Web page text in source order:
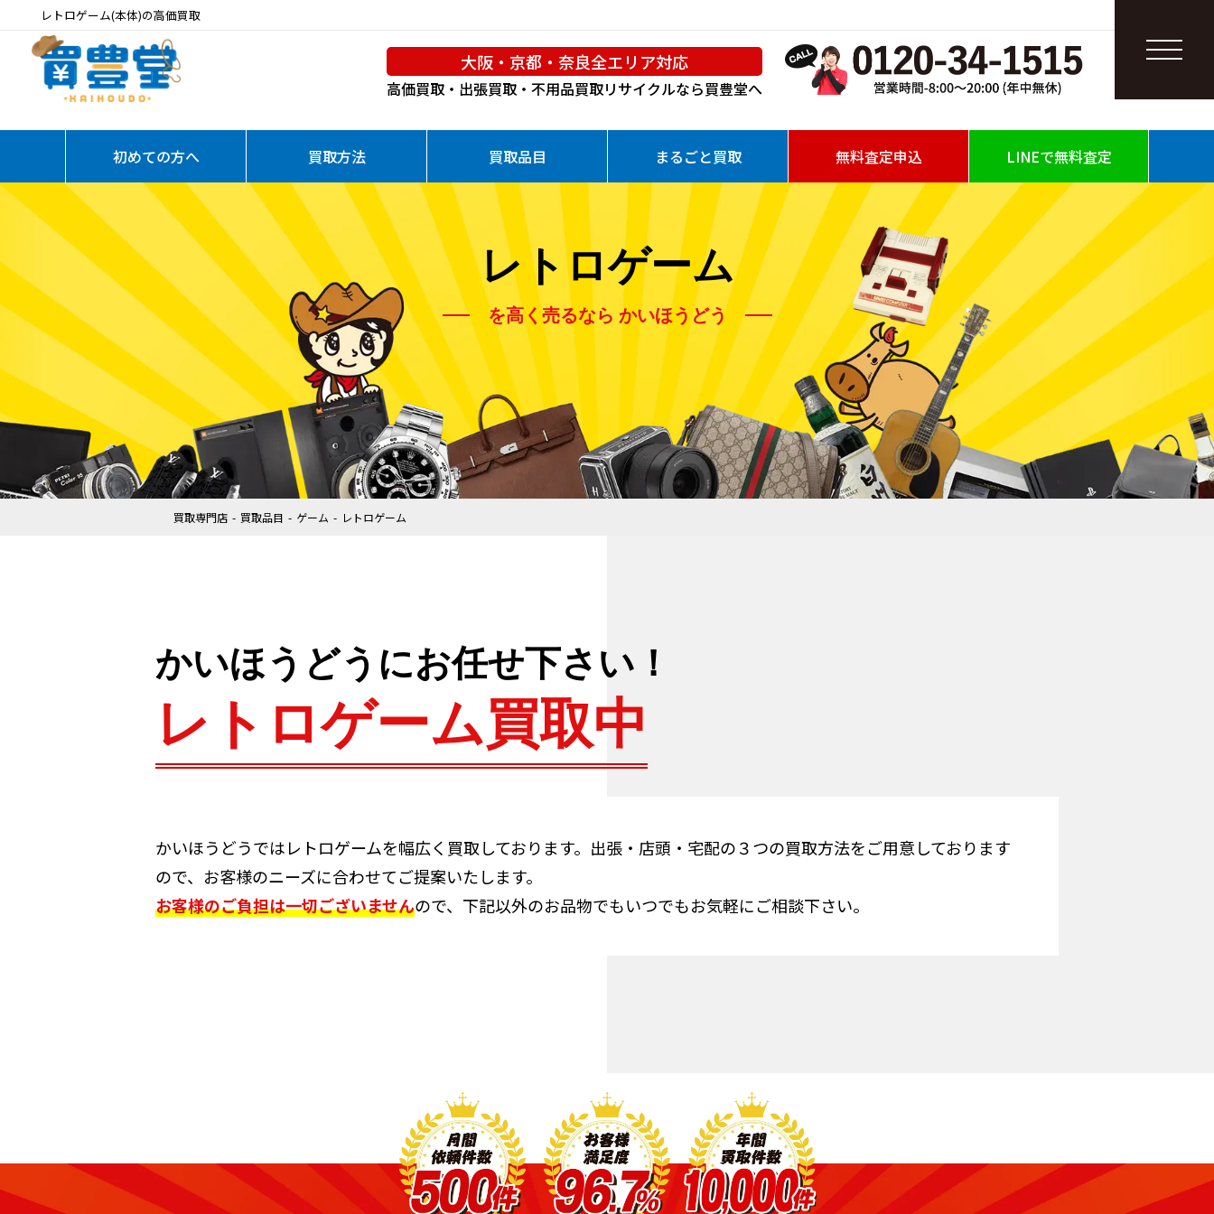
レトロゲーム(本体)の高価買取
大阪・京都・奈良全エリア対応
高価買取・出張買取・不用品買取リサイクルなら買豊堂へ
初めての方へ 買取方法 買取品目 まるごと買取 無料査定申込 LINEで無料査定
レトロゲーム
を高く売るなら かいほうどう
買取専門店 買取品目 ゲーム レトロゲーム
かいほうどうにお任せ下さい！
レトロゲーム買取中
かいほうどうではレトロゲームを幅広く買取しております。出張・店頭・宅配の３つの買取方法をご用意しております
ので、お客様のニーズに合わせてご提案いたします。
お客様のご負担は一切ございませんので、下記以外のお品物でもいつでもお気軽にご相談下さい。